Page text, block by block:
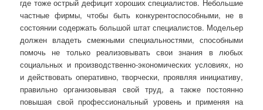
где тоже острый дефицит хороших специалистов. Небольшие
частные фирмы, чтобы быть конкурентоспособными, не в
состоянии содержать большой штат специалистов. Модельер
должен владеть смежными специальностями, способными
помочь не только реализовывать свои знания в любых
социальных и производственно-экономических условиях, но
и действовать оперативно, творчески, проявляя инициативу,
правильно организовывая свой труд, а также постоянно
повышая свой профессиональный уровень и применяя на